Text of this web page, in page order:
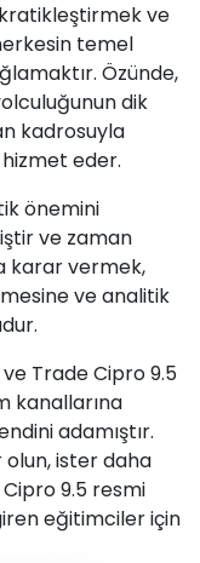
ve
temel
Özünde,
dik
kadrosuyla
eder.
önemini
ve zaman
karar vermek,
ve analitik
Trade Cipro 9.5
kanallarına
adamıştır.
olun, ister daha
9.5 resmi
eğitimciler için